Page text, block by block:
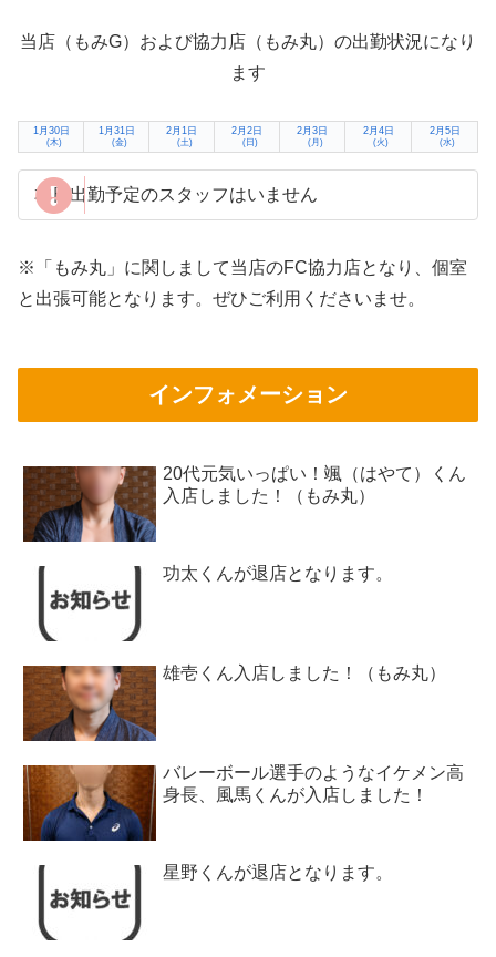
当店（もみG）および協力店（もみ丸）の出勤状況になり
ます
1月30日
(木)
1月31日
(金)
2月1日
(土)
2月2日
(日)
2月3日
(月)
2月4日
(火)
2月5日
(水)
本日出勤予定のスタッフはいません
※「もみ丸」に関しまして当店のFC協力店となり、個室
と出張可能となります。ぜひご利用くださいませ。
インフォメーション
20代元気いっぱい！颯（はやて）くん
入店しました！（もみ丸）
功太くんが退店となります。
雄壱くん入店しました！（もみ丸）
バレーボール選手のようなイケメン高
身長、風馬くんが入店しました！
星野くんが退店となります。